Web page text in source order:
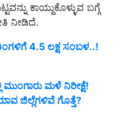
ಕಾಯ್ದುಕೊಳ್ಳುವ ಬಗ್ಗೆ
ನೀಡಿದೆ.
4.5 ಲಕ್ಷ ಸಂಬಳ..!
ಮಳೆ ನಿರೀಕ್ಷೆ!
ಜಿಲ್ಲೆಗಳಿವೆ ಗೊತ್ತೆ?